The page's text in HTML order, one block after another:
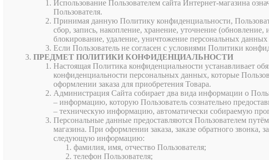
Использование Пользователем сайта Интернет-магазина
Пользователя.
Принимая данную Политику конфиденциальности,
сбор, запись, накопление, хранение, уточнение (обновление,
блокирование, удаление, уничтожение персональных данных
Если Пользователь не согласен с условиями Политики
ПРЕДМЕТ ПОЛИТИКИ КОНФИДЕНЦИАЛЬНОСТИ
Настоящая Политика конфиденциальности устанавливает
конфиденциальности персональных данных, которые
оформлении заказа для приобретения Товара.
Администрация Сайта собирает два вида информации о
– информацию, которую Пользователь сознательно
– техническую информацию, автоматически собираемую
Персональные данные предоставляются Пользователем
магазина. При оформлении заказа, заказе обратного звонка,
следующую информацию:
фамилия, имя, отчество Пользователя;
телефон Пользователя;